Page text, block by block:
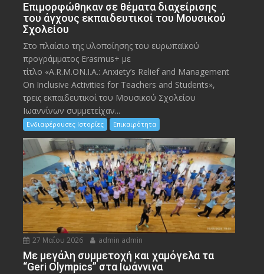
Eπιμορφώθηκαν σε θέματα διαχείρισης
του άγχους εκπαιδευτικοί του Μουσικού
Σχολείου
Στο πλαίσιο της υλοποίησης του ευρωπαϊκού
προγράμματος Erasmus+ με
τίτλο «A.R.M.ON.I.A.: Anxiety’s Relief and Management
On Inclusive Activities for Teachers and Students»,
τρεις εκπαιδευτικοί του Μουσικού Σχολείου
Ιωαννίνων συμμετείχαν...
Ενδιαφέρουσες Ιστορίες Επικαιρότητα
27 Μαΐου 2026 admin admin
Με μεγάλη συμμετοχή και χαμόγελα τα
“Geri Olympics” στα Ιωάννινα